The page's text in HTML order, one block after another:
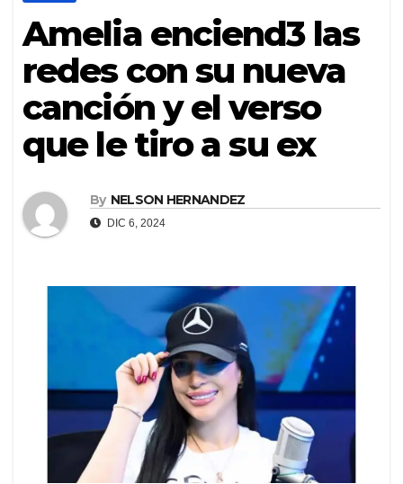
Amelia enciend3 las
redes con su nueva
canción y el verso
que le tiro a su ex
By NELSON HERNANDEZ
DIC 6, 2024